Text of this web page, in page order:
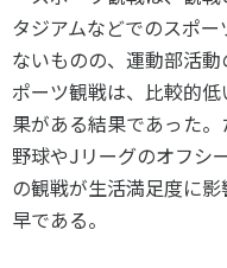
タジアムなどでのスポ
ないものの、運動部活
ポーツ観戦は、比較的
果がある結果であった
野球やJリーグのオフシ
の観戦が生活満足度に
早である。